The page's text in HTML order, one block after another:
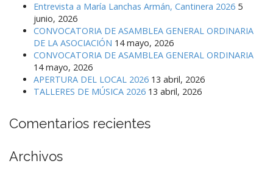
Entrevista a María Lanchas Armán, Cantinera 2026 5
junio, 2026
CONVOCATORIA DE ASAMBLEA GENERAL ORDINARIA
DE LA ASOCIACIÓN 14 mayo, 2026
CONVOCATORIA DE ASAMBLEA GENERAL ORDINARIA
14 mayo, 2026
APERTURA DEL LOCAL 2026 13 abril, 2026
TALLERES DE MÚSICA 2026 13 abril, 2026
Comentarios recientes
Archivos